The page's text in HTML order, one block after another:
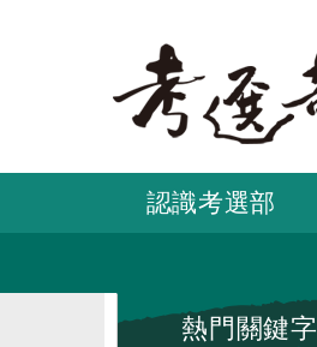
要
容
認識考選部
熱門關鍵字